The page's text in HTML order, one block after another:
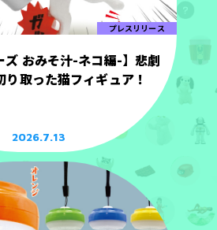
プレスリリース
ズ おみそ汁-ネコ編-】悲劇
り取った猫フィギュア！
2026.7.13